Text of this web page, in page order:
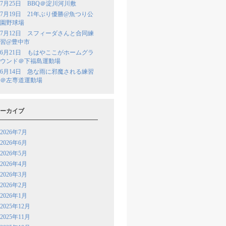
7月25日 BBQ＠淀川河川敷
7月19日 21年ぶり優勝@魚つり公
園野球場
7月12日 スフィーダさんと合同練
習@豊中市
6月21日 もはやここがホームグラ
ウンド＠下福島運動場
6月14日 急な雨に邪魔される練習
＠左専道運動場
カイブ
2026年7月
2026年6月
2026年5月
2026年4月
2026年3月
2026年2月
2026年1月
2025年12月
2025年11月